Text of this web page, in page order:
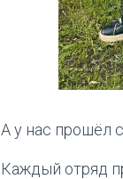
А у нас прошёл
Каждый отряд